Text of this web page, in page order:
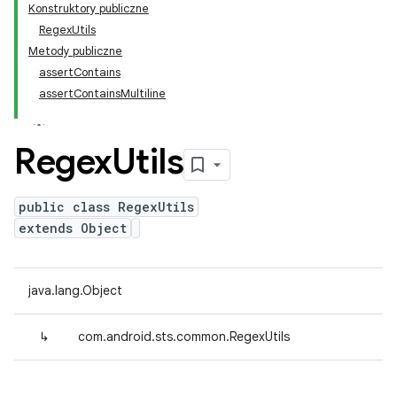
Konstruktory publiczne
RegexUtils
Metody publiczne
assertContains
assertContainsMultiline
RegexUtils
public class RegexUtils
extends Object
java.lang.Object
↳ com.android.sts.common.RegexUtils